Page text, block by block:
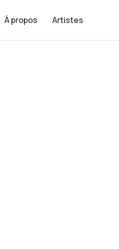
À propos Artistes